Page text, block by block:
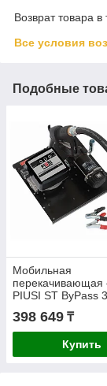
Возврат товара
Все условия
Подобные
Мобильная
перекачивающая
PIUSI ST ByPass
K33 для дизеля
F0023500B
398 649 ₸
Купить